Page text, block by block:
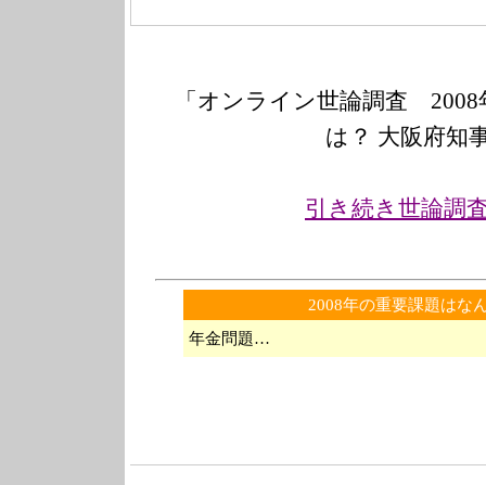
「オンライン世論調査
は？ 大阪府知
引き続き世論調
2008年の重要課題はな
年金問題…